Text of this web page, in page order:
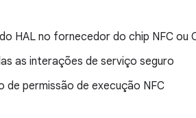
HAL no fornecedor do chip NFC ou
as interações de serviço seguro
de permissão de execução NFC